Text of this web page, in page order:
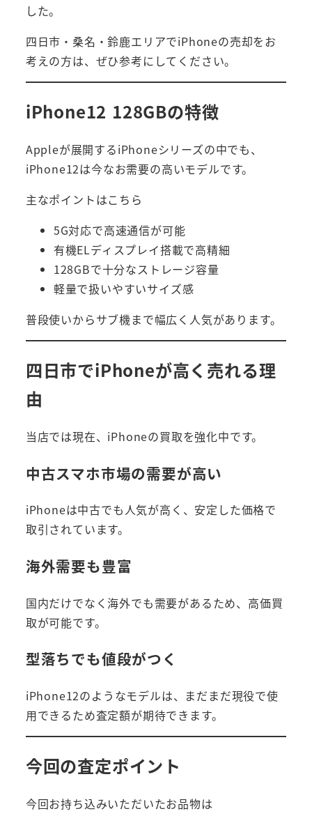
した。
四日市・桑名・鈴鹿エリアでiPhoneの売却をお
考えの方は、ぜひ参考にしてください。
iPhone12 128GBの特徴
Appleが展開するiPhoneシリーズの中でも、
iPhone12は今なお需要の高いモデルです。
主なポイントはこちら
5G対応で高速通信が可能
有機ELディスプレイ搭載で高精細
128GBで十分なストレージ容量
軽量で扱いやすいサイズ感
普段使いからサブ機まで幅広く人気があります。
四日市でiPhoneが高く売れる理
由
当店では現在、iPhoneの買取を強化中です。
中古スマホ市場の需要が高い
iPhoneは中古でも人気が高く、安定した価格で
取引されています。
海外需要も豊富
国内だけでなく海外でも需要があるため、高価買
取が可能です。
型落ちでも値段がつく
iPhone12のようなモデルは、まだまだ現役で使
用できるため査定額が期待できます。
今回の査定ポイント
今回お持ち込みいただいたお品物は